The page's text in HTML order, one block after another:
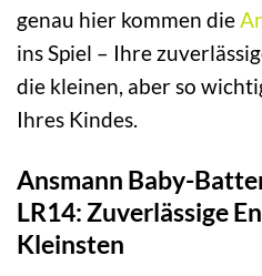
genau hier kommen die
ins Spiel – Ihre
die kleinen, aber so
Ihres Kindes.
Ansmann Baby-
LR14: Zuverlässige
Kleinsten